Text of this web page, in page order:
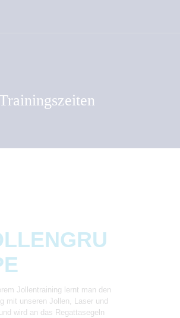
Jollentraining lernt man den
mit unseren Jollen, Laser und
wird an das Regattasegeln